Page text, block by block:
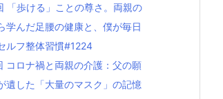
「歩ける」ことの尊さ。両親の
学んだ足腰の健康と、僕が毎日
ルフ整体習慣#1224
コロナ禍と両親の介護：父の願
遺した「大量のマスク」の記憶